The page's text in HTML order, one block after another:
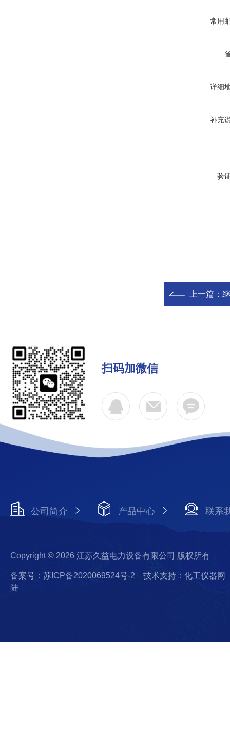
常用
详细
补充
验
上一篇：
扫码加微信
公司简介 产品中心 联系
Copyright © 2026 江苏久益电力设备有限公司 版权所有
备案号：苏ICP备2020069524号-2
技术支持：化工仪器网
陆